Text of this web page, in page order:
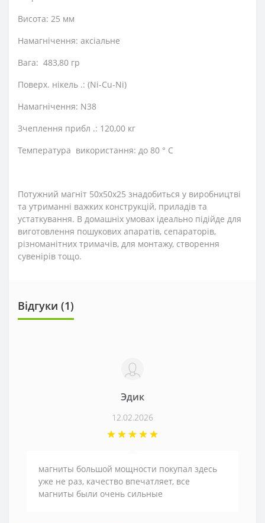
Висота: 25 мм
Намагнічення: аксіальне
Вага: 483,80 гр
Поверх. нікель .: (Ni-Cu-Ni)
Намагнічення: N38
Зчеплення прибл .: 120,00 кг
Температура використання: до 80 ° C
Потужний магніт 50х50х25 знадобиться у виробництві
та утриманні важких конструкцій, приладів та
устаткування. В домашніх умовах ідеально підійде для
виготовлення пошукових апаратів, сепараторів,
різноманітних тримачів, для монтажу, створення
сувенірів тощо.
Відгуки (1)
Эдик
12.02.2026
магниты большой мощности покупал здесь
уже не раз, качество впечатляет, все
магниты были очень сильные